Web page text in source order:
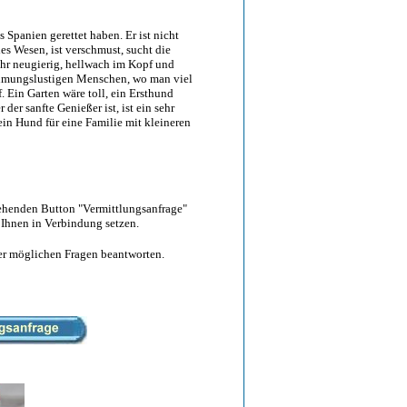
Spanien gerettet haben. Er ist nicht
Wesen, ist verschmust, sucht die
neugierig, hellwach im Kopf und
Menschen, wo man viel
Ein Garten wäre toll, ein Ersthund
sanfte Genießer ist, ist ein sehr
Hund für eine Familie mit kleineren
Button "Vermittlungsanfrage"
in Verbindung setzen.
möglichen Fragen beantworten.